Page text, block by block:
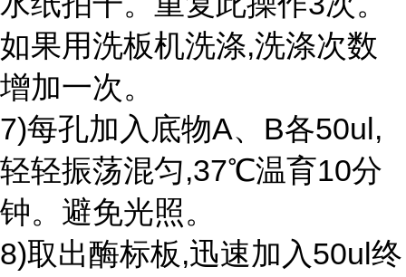
如果用洗板机洗涤,洗涤次数
增加一次。
7)每孔加入底物A、B各50ul,
轻轻振荡混匀,37℃温育10分
钟。避免光照。
8)取出酶标板,迅速加入50ul终